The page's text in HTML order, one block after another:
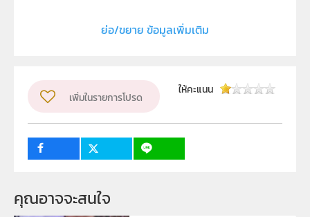
โปรแกรมวิชาเคมี คณะวิทยาศาสตร์ มหาวิทยาลัยราชภัฏยะลา
ระดับชั้น
ม.4, ม.5, ม.6
ย่อ/ขยาย ข้อมูลเพิ่มเติม
เพิ่มในรายการโปรด
ให้คะแนน
คุณอาจจะสนใจ